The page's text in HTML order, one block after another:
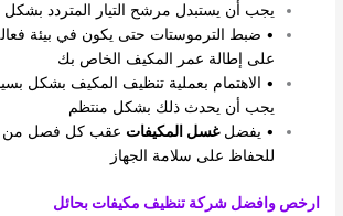
يجب أن يستبدل مرشح التيار المتردد بشكل
• ضبط الترموستات حتى يكون في بيئة
على إطالة عمر المكيف الخاص بك
• الاهتمام بعملية تنظيف المكيف بشكل
يجب أن يحدث ذلك بشكل منتظم
• يفضلغسل المكيفات عقب كل فصل من
للحفاظ على سلامة الجهاز
ارخص وافضل شركة تنظيف مكيفات بحائل